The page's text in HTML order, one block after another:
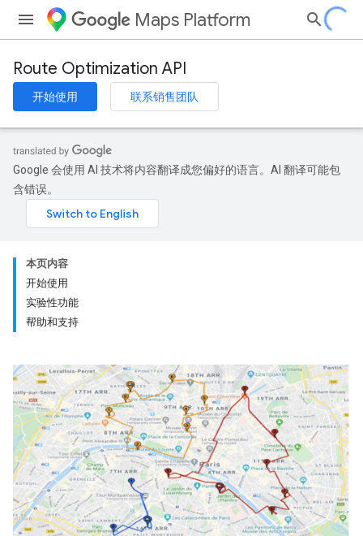
Maps Platform
Route Optimization API
开始使用 联系销售团队
Google 会使用 AI 技术将内容翻译成您偏好的语言。AI 翻译可能包
含错误。
本页内容
开始使用
实验性功能
帮助和支持